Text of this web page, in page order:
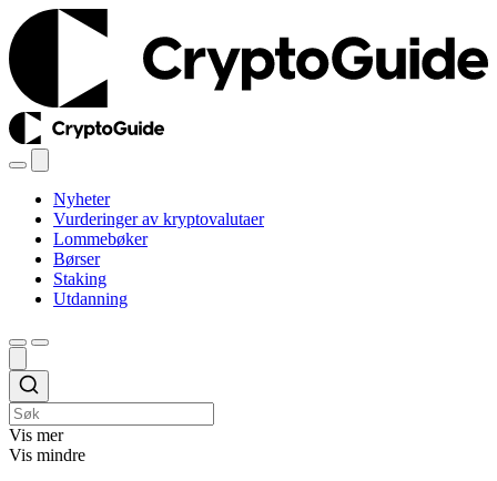
Nyheter
Vurderinger av kryptovalutaer
Lommebøker
Børser
Staking
Utdanning
Vis mer
Vis mindre